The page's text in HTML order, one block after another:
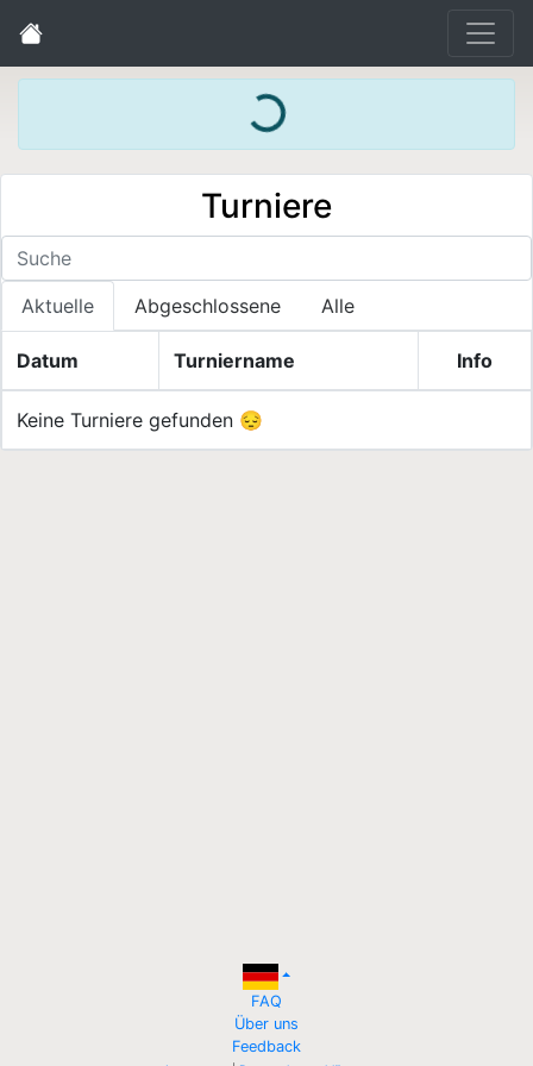
Loading...
Turniere
Aktuelle Abgeschlossene Alle
Datum Turniername Info
Keine Turniere gefunden 😔
FAQ
Über uns
Feedback